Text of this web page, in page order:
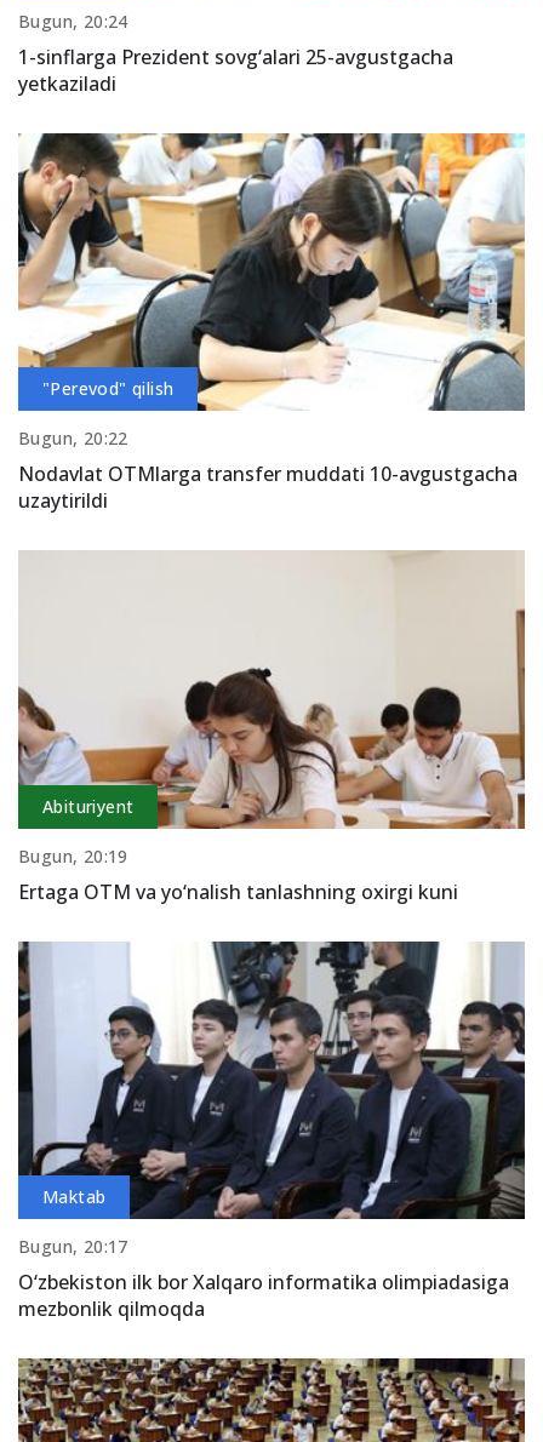
Bugun, 20:24
1-sinflarga Prezident sovg‘alari 25-avgustgacha
yetkaziladi
"Perevod" qilish
Bugun, 20:22
Nodavlat OTMlarga transfer muddati 10-avgustgacha
uzaytirildi
Abituriyent
Bugun, 20:19
Ertaga OTM va yo‘nalish tanlashning oxirgi kuni
Maktab
Bugun, 20:17
O‘zbekiston ilk bor Xalqaro informatika olimpiadasiga
mezbonlik qilmoqda